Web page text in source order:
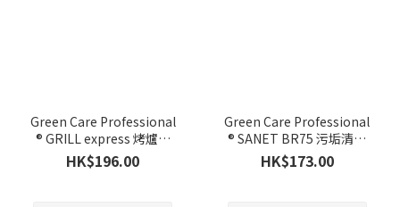
Green Care Professional
® GRILL express 烤爐焗
爐清潔劑 500ml
HK$196.00
Green Care Professional
® SANET BR75 污垢清潔
劑 500ml
HK$173.00